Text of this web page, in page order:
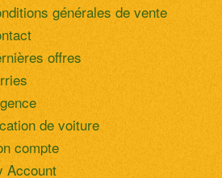
générales de vente
offres
de voiture
compte
Account